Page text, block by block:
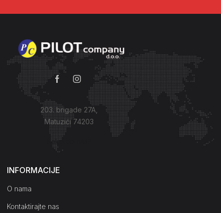
203. brigade 27A,
Matuzići 74203
Kako do nas?
INFORMACIJE
O nama
Kontaktirajte nas